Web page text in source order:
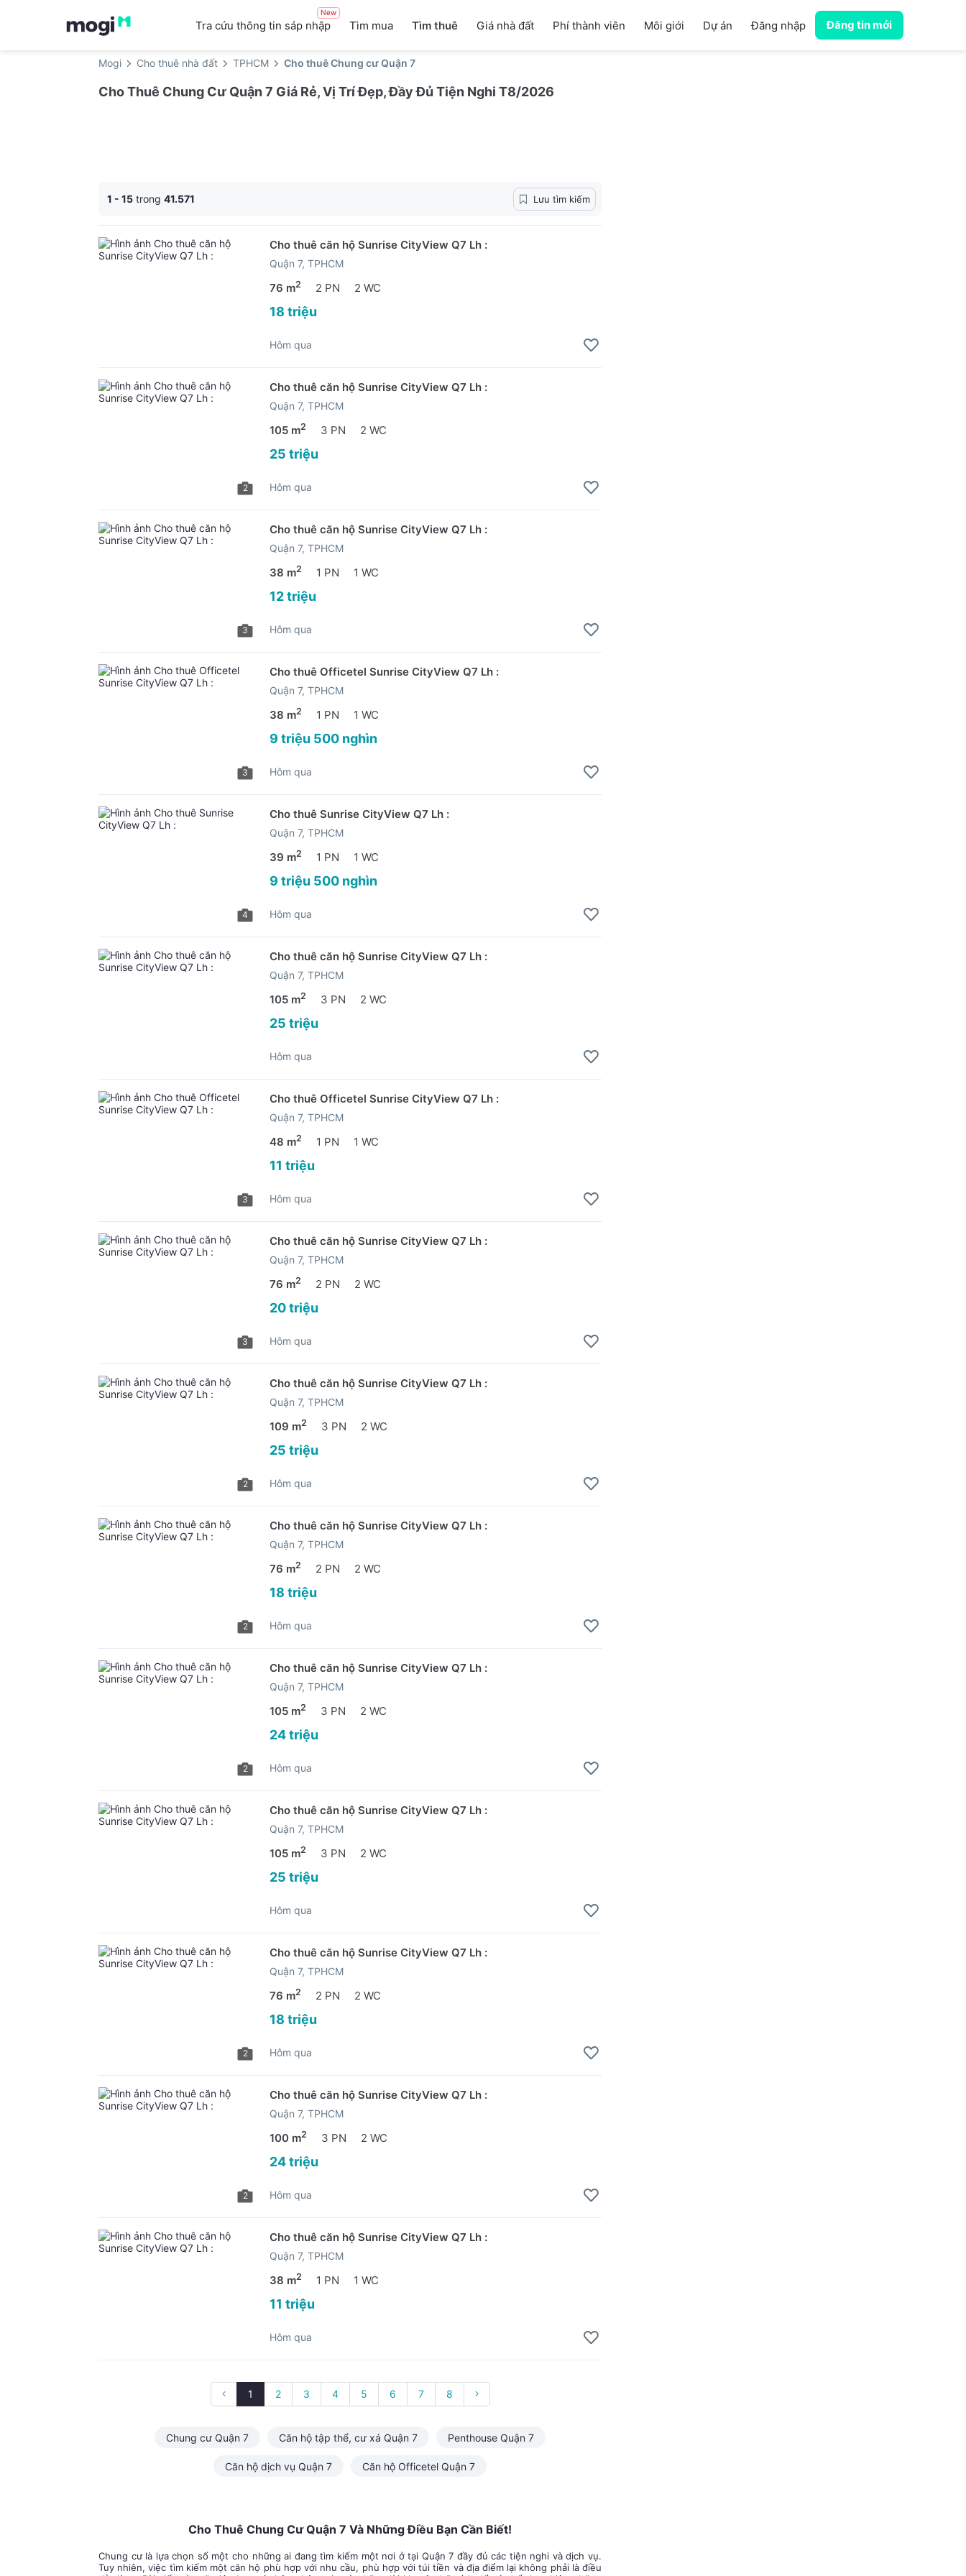
Tra cứu thông tin sáp nhập
New
Tìm mua Tìm thuê Giá nhà đất Phí thành viên Môi giới Dự án Đăng nhập Đăng tin mới
Mogi Cho thuê nhà đất TPHCM Cho thuê Chung cư Quận 7
Cho Thuê Chung Cư Quận 7 Giá Rẻ, Vị Trí Đẹp, Đầy Đủ Tiện Nghi T8/2026
1 - 15 trong 41.571 Lưu tìm kiếm
Cho thuê căn hộ Sunrise CityView Q7 Lh :
Quận 7, TPHCM
76 m2 2 PN 2 WC
18 triệu
Hôm qua
2
Cho thuê căn hộ Sunrise CityView Q7 Lh :
Quận 7, TPHCM
105 m2 3 PN 2 WC
25 triệu
Hôm qua
3
Cho thuê căn hộ Sunrise CityView Q7 Lh :
Quận 7, TPHCM
38 m2 1 PN 1 WC
12 triệu
Hôm qua
3
Cho thuê Officetel Sunrise CityView Q7 Lh :
Quận 7, TPHCM
38 m2 1 PN 1 WC
9 triệu 500 nghìn
Hôm qua
4
Cho thuê Sunrise CityView Q7 Lh :
Quận 7, TPHCM
39 m2 1 PN 1 WC
9 triệu 500 nghìn
Hôm qua
Cho thuê căn hộ Sunrise CityView Q7 Lh :
Quận 7, TPHCM
105 m2 3 PN 2 WC
25 triệu
Hôm qua
3
Cho thuê Officetel Sunrise CityView Q7 Lh :
Quận 7, TPHCM
48 m2 1 PN 1 WC
11 triệu
Hôm qua
3
Cho thuê căn hộ Sunrise CityView Q7 Lh :
Quận 7, TPHCM
76 m2 2 PN 2 WC
20 triệu
Hôm qua
2
Cho thuê căn hộ Sunrise CityView Q7 Lh :
Quận 7, TPHCM
109 m2 3 PN 2 WC
25 triệu
Hôm qua
2
Cho thuê căn hộ Sunrise CityView Q7 Lh :
Quận 7, TPHCM
76 m2 2 PN 2 WC
18 triệu
Hôm qua
2
Cho thuê căn hộ Sunrise CityView Q7 Lh :
Quận 7, TPHCM
105 m2 3 PN 2 WC
24 triệu
Hôm qua
Cho thuê căn hộ Sunrise CityView Q7 Lh :
Quận 7, TPHCM
105 m2 3 PN 2 WC
25 triệu
Hôm qua
2
Cho thuê căn hộ Sunrise CityView Q7 Lh :
Quận 7, TPHCM
76 m2 2 PN 2 WC
18 triệu
Hôm qua
2
Cho thuê căn hộ Sunrise CityView Q7 Lh :
Quận 7, TPHCM
100 m2 3 PN 2 WC
24 triệu
Hôm qua
Cho thuê căn hộ Sunrise CityView Q7 Lh :
Quận 7, TPHCM
38 m2 1 PN 1 WC
11 triệu
Hôm qua
1 2 3 4 5 6 7 8
Chung cư Quận 7 Căn hộ tập thể, cư xá Quận 7 Penthouse Quận 7
Căn hộ dịch vụ Quận 7 Căn hộ Officetel Quận 7
Cho Thuê Chung Cư Quận 7 Và Những Điều Bạn Cần Biết!
Chung cư là lựa chọn số một cho những ai đang tìm kiếm một nơi ở tại Quận 7 đầy đủ các tiện nghi và dịch vụ.
Tuy nhiên, việc tìm kiếm một căn hộ phù hợp với nhu cầu, phù hợp với túi tiền và địa điểm lại không phải là điều